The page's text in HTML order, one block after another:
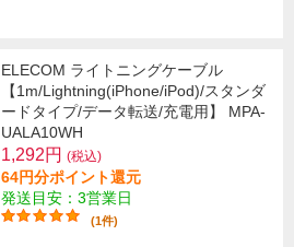
ELECOM ライトニングケーブル
【1m/Lightning(iPhone/iPod)/スタンダ
ードタイプ/データ転送/充電用】 MPA-
UALA10WH
1,292円 (税込)
64円分ポイント還元
発送目安：3営業日
(1件)